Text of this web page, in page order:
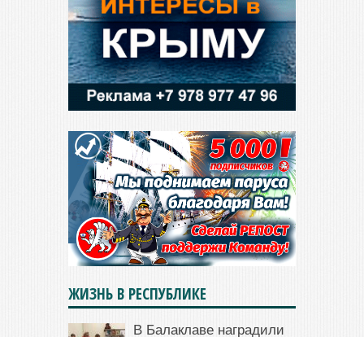
ЖИЗНЬ В РЕСПУБЛИКЕ
В Балаклаве наградили